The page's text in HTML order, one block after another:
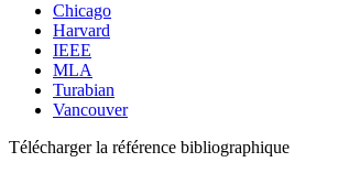
Chicago
Harvard
IEEE
MLA
Turabian
Vancouver
Télécharger la référence bibliographique